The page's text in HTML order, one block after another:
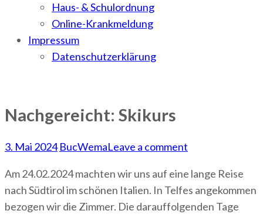
Haus- & Schulordnung
Online-Krankmeldung
Impressum
Datenschutzerklärung
Nachgereicht: Skikurs
3. Mai 2024 BucWemaLeave a comment
Am 24.02.2024 machten wir uns auf eine lange Reise
nach Südtirol im schönen Italien. In Telfes angekommen
bezogen wir die Zimmer. Die darauffolgenden Tage